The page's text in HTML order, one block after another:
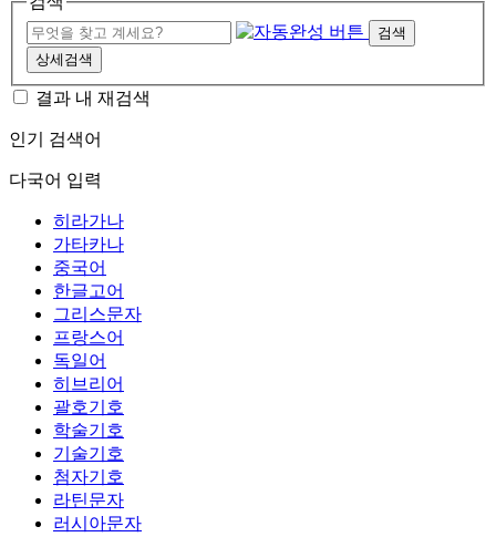
검색
상세검색
결과 내 재검색
인기 검색어
다국어 입력
히라가나
가타카나
중국어
한글고어
그리스문자
프랑스어
독일어
히브리어
괄호기호
학술기호
기술기호
첨자기호
라틴문자
러시아문자